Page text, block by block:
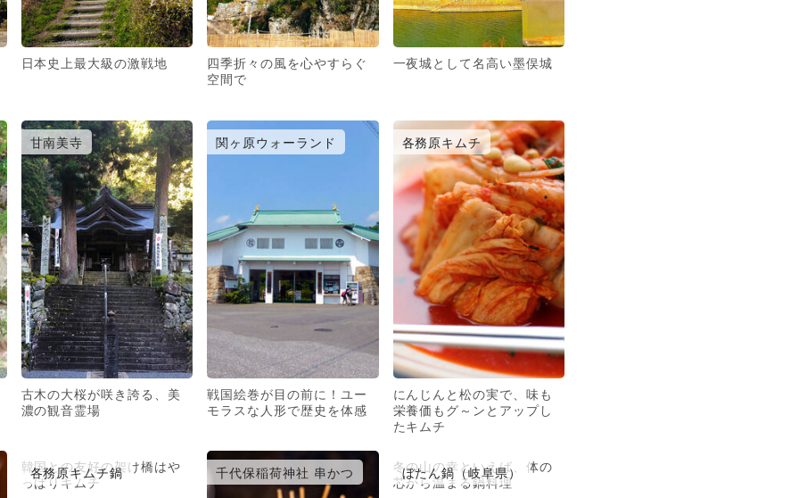
日本史上最大級の激戦地
四季折々の風を心やすらぐ
空間で
一夜城として名高い墨俣城
甘南美寺
古木の大桜が咲き誇る、美
濃の観音霊場
関ヶ原ウォーランド
戦国絵巻が目の前に！ユー
モラスな人形で歴史を体感
各務原キムチ
にんじんと松の実で、味も
栄養価もグ～ンとアップし
たキムチ
各務原キムチ鍋
韓国との友好の架け橋はや
っぱりキムチ
千代保稲荷神社 串かつ ぼたん鍋（岐阜県）
冬の山の幸といえば、体の
芯から温まる鍋料理